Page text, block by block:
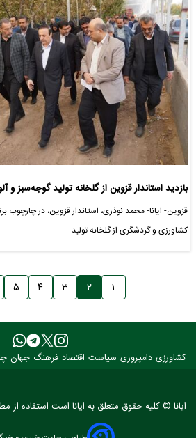
بازدید استاندار قزوین از گلخانه تولید گوجه‌سبز و
قزوین- ایانا- محمد نوذری، استاندار قزوین، در چارچوب
کشاورزی و گردشگری از گلخانه تولید…
۱ ۲ ۳ ۴ ۵
کشاورزی دامپروری سیاست اقتصاد فرهنگ جهان
ایانا © کلیه حقوق متعلق به ایانا است.استفاده از